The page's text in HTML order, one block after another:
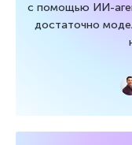
с помощью ИИ-
достаточно